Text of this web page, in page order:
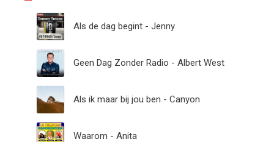
Als de dag begint - Jenny
Geen Dag Zonder Radio - Albert West
Als ik maar bij jou ben - Canyon
Waarom - Anita